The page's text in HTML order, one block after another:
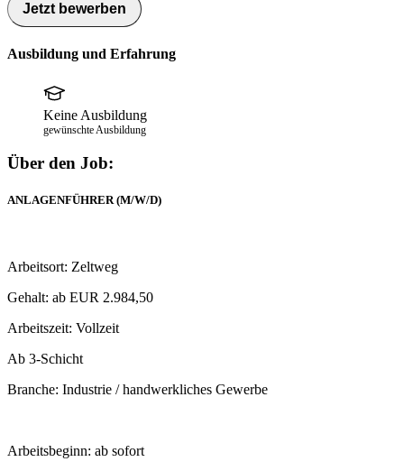
Jetzt bewerben
Ausbildung und Erfahrung
Keine Ausbildung
gewünschte Ausbildung
Über den Job:
ANLAGENFÜHRER (M/W/D)
Arbeitsort: Zeltweg
Gehalt: ab EUR 2.984,50
Arbeitszeit: Vollzeit
Ab 3-Schicht
Branche: Industrie / handwerkliches Gewerbe
Arbeitsbeginn: ab sofort